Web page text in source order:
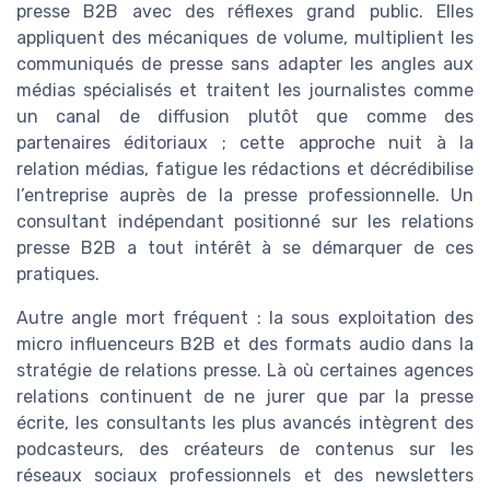
presse B2B avec des réflexes grand public. Elles
appliquent des mécaniques de volume, multiplient les
communiqués de presse sans adapter les angles aux
médias spécialisés et traitent les journalistes comme
un canal de diffusion plutôt que comme des
partenaires éditoriaux ; cette approche nuit à la
relation médias, fatigue les rédactions et décrédibilise
l’entreprise auprès de la presse professionnelle. Un
consultant indépendant positionné sur les relations
presse B2B a tout intérêt à se démarquer de ces
pratiques.
Autre angle mort fréquent : la sous exploitation des
micro influenceurs B2B et des formats audio dans la
stratégie de relations presse. Là où certaines agences
relations continuent de ne jurer que par la presse
écrite, les consultants les plus avancés intègrent des
podcasteurs, des créateurs de contenus sur les
réseaux sociaux professionnels et des newsletters